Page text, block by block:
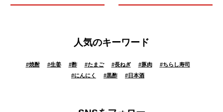
人気のキーワード
#焼酎 #生姜 #酢 #たまご #長ねぎ #豚肉 #ちらし寿司
#にんにく #黒酢 #日本酒